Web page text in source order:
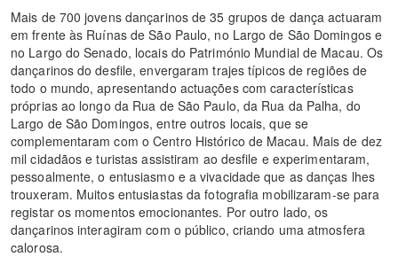
Mais de 700 jovens dançarinos de 35 grupos de dança actuaram
em frente às Ruínas de São Paulo, no Largo de São Domingos e
no Largo do Senado, locais do Património Mundial de Macau. Os
dançarinos do desfile, envergaram trajes típicos de regiões de
todo o mundo, apresentando actuações com características
próprias ao longo da Rua de São Paulo, da Rua da Palha, do
Largo de São Domingos, entre outros locais, que se
complementaram com o Centro Histórico de Macau. Mais de dez
mil cidadãos e turistas assistiram ao desfile e experimentaram,
pessoalmente, o entusiasmo e a vivacidade que as danças lhes
trouxeram. Muitos entusiastas da fotografia mobilizaram-se para
registar os momentos emocionantes. Por outro lado, os
dançarinos interagiram com o público, criando uma atmosfera
calorosa.